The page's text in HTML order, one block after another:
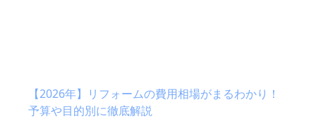
【2026年】リフォームの費用相場がまるわかり！
予算や目的別に徹底解説